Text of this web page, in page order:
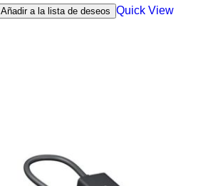
Añadir a la lista de deseos Quick View